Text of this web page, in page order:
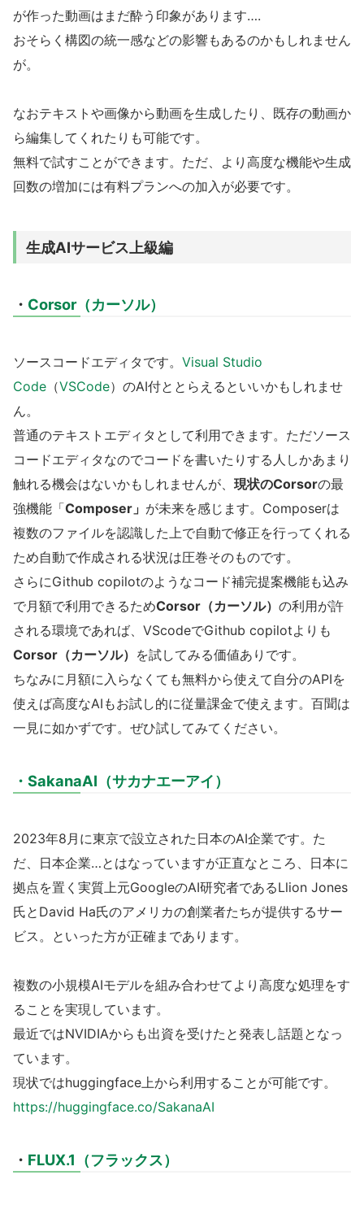
が作った動画はまだ酔う印象があります….
おそらく構図の統一感などの影響もあるのかもしれません
が。
なおテキストや画像から動画を生成したり、既存の動画か
ら編集してくれたりも可能です。
無料で試すことができます。ただ、より高度な機能や生成
回数の増加には有料プランへの加入が必要です。
生成AIサービス上級編
・ Corsor（カーソル）
ソースコードエディタです。 Visual Studio
Code （VSCode）のAI付ととらえるといいかもしれませ
ん。
普通のテキストエディタとして利用できます。ただソース
コードエディタなのでコードを書いたりする人しかあまり
触れる機会はないかもしれませんが、 現状のCorsorの最
強機能「Composer」 が未来を感じます。Composerは
複数のファイルを認識した上で自動で修正を行ってくれる
ため自動で作成される状況は圧巻そのものです。
さらにGithub copilotのようなコード補完提案機能も込み
で月額で利用できるためCorsor（カーソル） の利用が許
される環境であれば、VScodeでGithub copilotよりも
Corsor（カーソル） を試してみる価値ありです。
ちなみに月額に入らなくても無料から使えて自分のAPIを
使えば高度なAIもお試し的に従量課金で使えます。百聞は
一見に如かずです。ぜひ試してみてください。
・SakanaAI（サカナエーアイ）
2023年8月に東京で設立された日本のAI企業です。た
だ、日本企業…とはなっていますが正直なところ、日本に
拠点を置く実質上元GoogleのAI研究者であるLlion Jones
氏とDavid Ha氏のアメリカの創業者たちが提供するサー
ビス。といった方が正確まであります。
複数の小規模AIモデルを組み合わせてより高度な処理をす
ることを実現しています。
最近ではNVIDIAからも出資を受けたと発表し話題となっ
ています。
現状ではhuggingface上から利用することが可能です。
https://huggingface.co/SakanaAI
・ FLUX.1（フラックス）